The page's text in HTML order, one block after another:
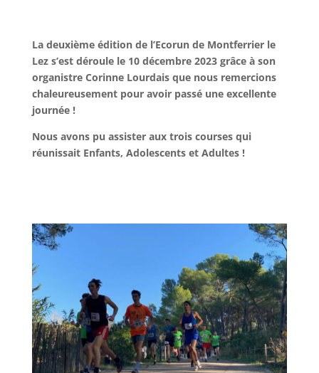
La deuxième édition de l’Ecorun de Montferrier le
Lez s’est déroule le 10 décembre 2023 grâce à son
organistre Corinne Lourdais que nous remercions
chaleureusement pour avoir passé une excellente
journée !
Nous avons pu assister aux trois courses qui
réunissait Enfants, Adolescents et Adultes !